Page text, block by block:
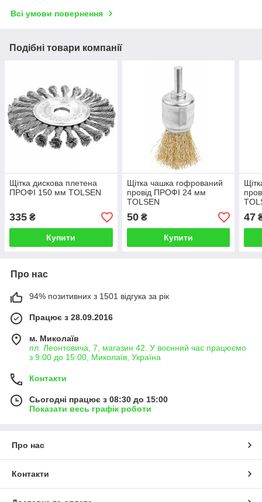
Всі умови повернення
Подібні товари компанії
Щітка дискова плетена
ПРОФІ 150 мм TOLSEN
335 ₴
Купити
Щітка чашка гофрований
провід ПРОФІ 24 мм
TOLSEN
50₴
Купити
47
Про нас
94% позитивних з 1501 відгука за рік
Працює з 28.09.2016
м. Миколаїв
пл. Леонтовича, 7, магазин 42. У воєнний час працюємо
з 9:00 до 15:00, Миколаїв, Україна
Контакти
Сьогодні працює з 08:30 до 15:00
Показати весь графік роботи
Про нас
Контакти